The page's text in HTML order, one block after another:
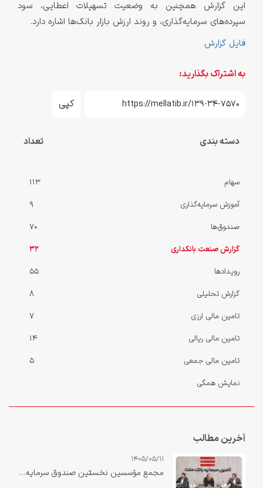
این گزارش همچنین به وضعیت تسهیلات اعطایی، سود
سپرده‌های سرمایه‌گذاری، و روند ارزش بازار بانک‌ها اشاره دارد.
فایل گزارش
به اشتراک بگذارید:
کپی
دسته بندی تعداد
سهام
113
آموزش سرمایه‌گذاری
9
صندوق‌ها
70
گزارش صنعت بانکداری
32
رویدادها
55
گزارش‌ تحلیلی
8
تامین مالی ارزی
7
تامین مالی ریالی
14
تامین مالی جمعی
5
نمایش همگی
آخرین مطالب
1405/05/11
مجمع مؤسسین نخستین صندوق سرمایه‌گذاری ارزی کشور «صندوق ارزی مانا ملت» برگزار شد.